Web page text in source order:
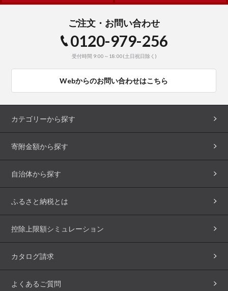
ご注文・お問い合わせ
0120-979-256
受付時間 9:00～18:00(土日祝日除く)
Webからのお問い合わせはこちら
カテゴリーから探す
寄附金額から探す
自治体から探す
ふるさと納税とは
控除上限額シミュレーション
カタログ請求
よくあるご質問